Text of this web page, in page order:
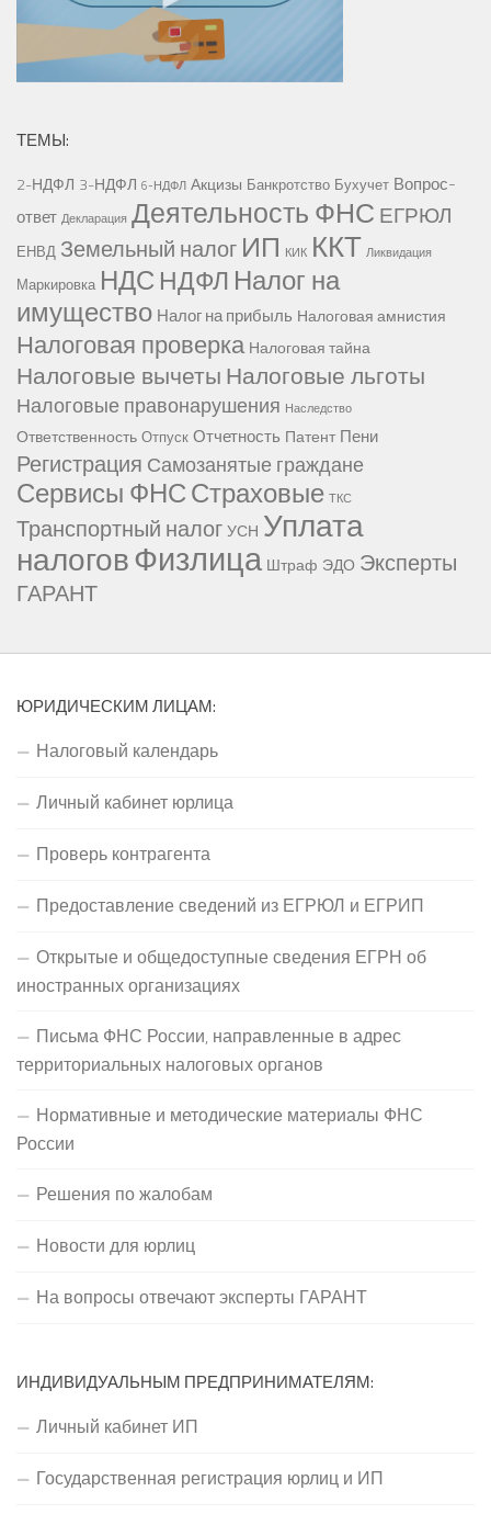
ТЕМЫ:
2-НДФЛ 3-НДФЛ 6-НДФЛ Акцизы Банкротство Бухучет Вопрос-
ответ Декларация Деятельность ФНС ЕГРЮЛ
ЕНВД Земельный налог ИП КИК ККТ Ликвидация
Маркировка НДС НДФЛ Налог на
имущество Налог на прибыль Налоговая амнистия
Налоговая проверка Налоговая тайна
Налоговые вычетыНалоговые льготы
Налоговые правонарушения Наследство
Ответственность Отпуск Отчетность Патент Пени
Регистрация Самозанятые граждане
Сервисы ФНССтраховые ТКС
Транспортный налогУСН Уплата
налоговФизлица Штраф ЭДО Эксперты
ГАРАНТ
ЮРИДИЧЕСКИМ ЛИЦАМ:
Налоговый календарь
Личный кабинет юрлица
Проверь контрагента
Предоставление сведений из ЕГРЮЛ и ЕГРИП
Открытые и общедоступные сведения ЕГРН об
иностранных организациях
Письма ФНС России, направленные в адрес
территориальных налоговых органов
Нормативные и методические материалы ФНС
России
Решения по жалобам
Новости для юрлиц
На вопросы отвечают эксперты ГАРАНТ
ИНДИВИДУАЛЬНЫМ ПРЕДПРИНИМАТЕЛЯМ:
Личный кабинет ИП
Государственная регистрация юрлиц и ИП